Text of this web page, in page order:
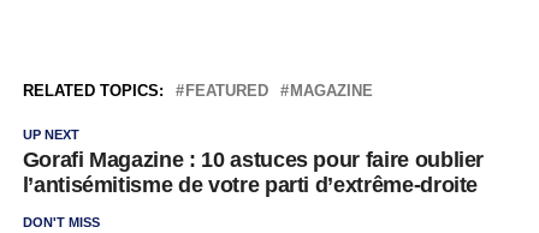
RELATED TOPICS: FEATURED MAGAZINE
UP NEXT
Gorafi Magazine : 10 astuces pour faire oublier
l’antisémitisme de votre parti d’extrême-droite
DON'T MISS